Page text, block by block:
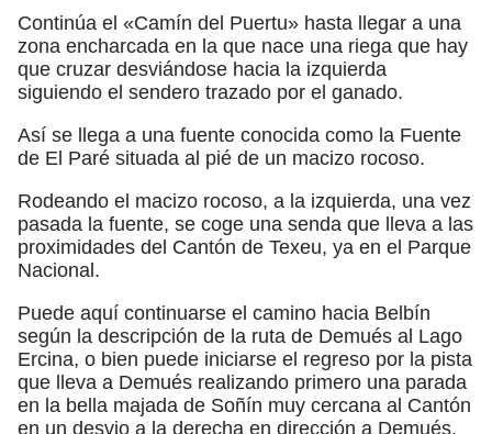
Continúa el «Camín del Puertu» hasta llegar a una
zona encharcada en la que nace una riega que hay
que cruzar desviándose hacia la izquierda
siguiendo el sendero trazado por el ganado.
Así se llega a una fuente conocida como la Fuente
de El Paré situada al pié de un macizo rocoso.
Rodeando el macizo rocoso, a la izquierda, una vez
pasada la fuente, se coge una senda que lleva a las
proximidades del Cantón de Texeu, ya en el Parque
Nacional.
Puede aquí continuarse el camino hacia Belbín
según la descripción de la ruta de Demués al Lago
Ercina, o bien puede iniciarse el regreso por la pista
que lleva a Demués realizando primero una parada
en la bella majada de Soñín muy cercana al Cantón
en un desvio a la derecha en dirección a Demués.